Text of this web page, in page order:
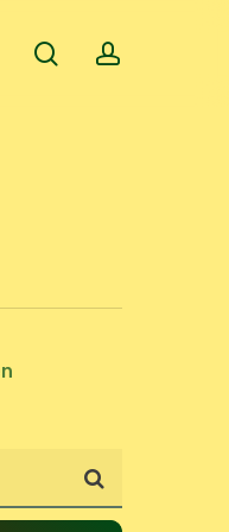
searchaccount